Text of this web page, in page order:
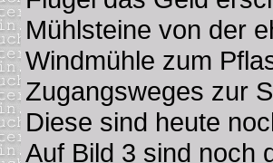
Mühlsteine von der
Windmühle zum
Zugangsweges zur
Diese sind heute
Auf Bild 3 sind noch